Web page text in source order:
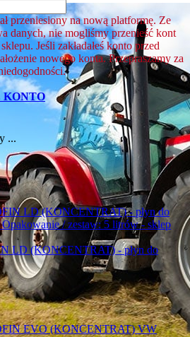
przeniesiony na nową platformę. Ze
danych, nie mogliśmy przenieść kont
Jeśli zakładałeś konto przed
nowego konta. Przepraszamy za
KONTO
...
LD (KONCENTRAT) - płyn do